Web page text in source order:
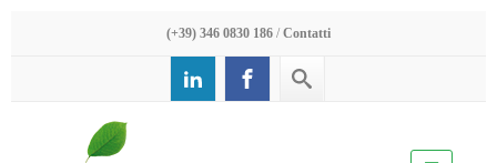
(+39) 346 0830 186 / Contatti